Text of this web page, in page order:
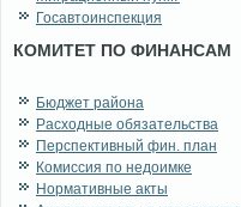
Госавтоинспекция
КОМИТЕТ ПО ФИНАНСАМ
Бюджет района
Расходные обязательства
Перспективный фин. план
Комиссия по недоимке
Нормативные акты